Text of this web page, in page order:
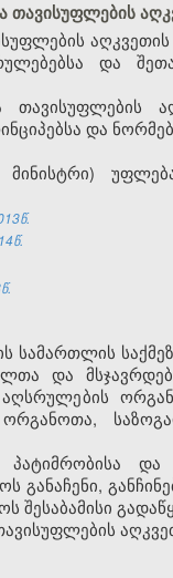
და
და
სამართლის
და
და